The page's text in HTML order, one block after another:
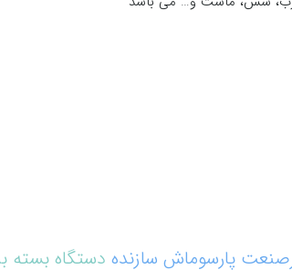
پارسوماش سازنده دستگاه بسته